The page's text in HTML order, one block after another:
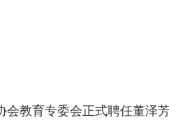
会教育专委会正式聘任董泽